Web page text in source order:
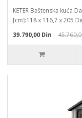
KETER Baštenska kuća
[cm]:118 x 116,7 x 205
39.790,00 Din